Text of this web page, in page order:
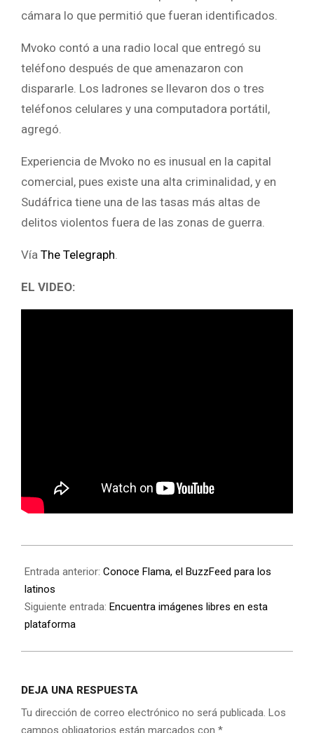
cámara lo que permitió que fueran identificados.
Mvoko contó a una radio local que entregó su
teléfono después de que amenazaron con
dispararle. Los ladrones se llevaron dos o tres
teléfonos celulares y una computadora portátil,
agregó.
Experiencia de Mvoko no es inusual en la capital
comercial, pues existe una alta criminalidad, y en
Sudáfrica tiene una de las tasas más altas de
delitos violentos fuera de las zonas de guerra.
Vía The Telegraph
EL VIDEO:
Entrada anterior: Conoce Flama, el BuzzFeed para los
latinos
Siguiente entrada: Encuentra imágenes libres en esta
plataforma
DEJA UNA RESPUESTA
Tu dirección de correo electrónico no será publicada. Los
campos obligatorios están marcados con *